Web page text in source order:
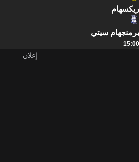
ريكسهام
برمنجهام سيتي
15:00